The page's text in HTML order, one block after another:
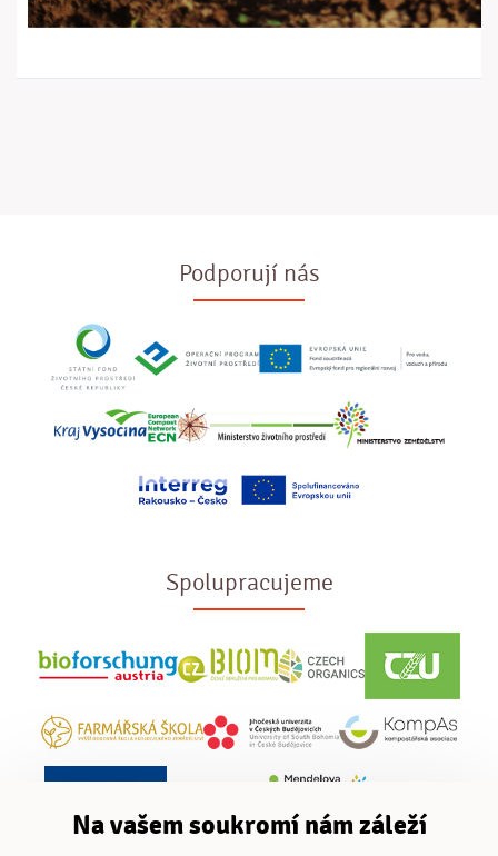
Podporují nás
Spolupracujeme
Na vašem soukromí nám záleží